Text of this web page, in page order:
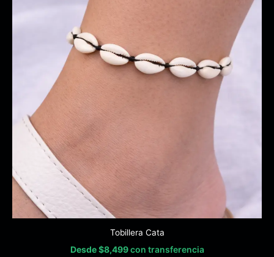
Tobillera Cata
Desde$8,499 con transferencia